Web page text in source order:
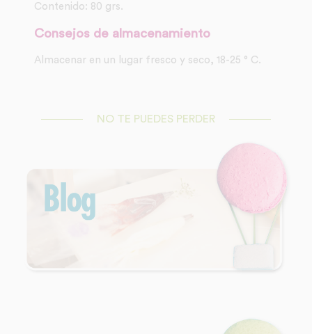
Contenido: 80 grs.
Consejos de almacenamiento
Almacenar en un lugar fresco y seco, 18-25 ° C.
NO TE PUEDES PERDER